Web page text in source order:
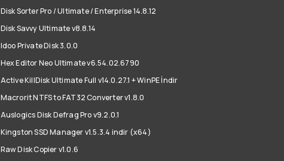
Disk Sorter Pro / Ultimate / Enterprise 14.8.12
Disk Savvy Ultimate v8.8.14
Idoo Private Disk 3.0.0
Hex Editor Neo Ultimate v6.54.02.6790
Active KillDisk Ultimate Full v14.0.27.1 + WinPE İndir
Macrorit NTFS to FAT32 Converter v1.8.0
Auslogics Disk Defrag Pro v9.2.0.1
Kingston SSD Manager v1.5.3.4 indir (x64)
Raw Disk Copier v1.0.6